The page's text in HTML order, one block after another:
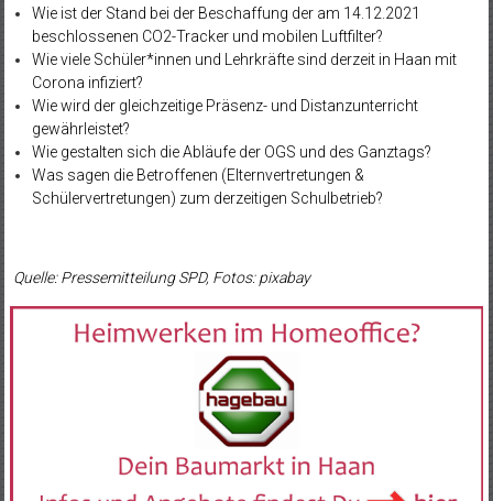
Wie ist der Stand bei der Beschaffung der am 14.12.2021
beschlossenen CO2-Tracker und mobilen Luftfilter?
Wie viele Schüler*innen und Lehrkräfte sind derzeit in Haan mit
Corona infiziert?
Wie wird der gleichzeitige Präsenz- und Distanzunterricht
gewährleistet?
Wie gestalten sich die Abläufe der OGS und des Ganztags?
Was sagen die Betroffenen (Elternvertretungen &
Schülervertretungen) zum derzeitigen Schulbetrieb?
Quelle: Pressemitteilung SPD, Fotos: pixabay